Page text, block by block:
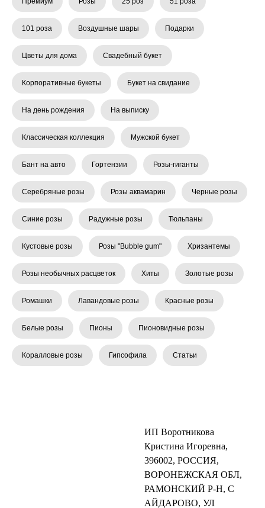
101 роза Воздушные шары Подарки
Цветы для дома Свадебный букет
Корпоративные букеты Букет на свидание
На день рождения На выписку
Классическая коллекция Мужской букет
Бант на авто Гортензии Розы-гиганты
Серебряные розы Розы аквамарин Черные розы
Синие розы Радужные розы Тюльпаны
Кустовые розы Розы "Bubble gum" Хризантемы
Розы необычных расцветок Хиты Золотые розы
Ромашки Лавандовые розы Красные розы
Белые розы Пионы Пионовидные розы
Коралловые розы Гипсофила Статьи
ИП Воротникова
Кристина Игоревна,
396002, РОССИЯ,
ВОРОНЕЖСКАЯ ОБЛ,
РАМОНСКИЙ Р-Н, С
АЙДАРОВО, УЛ